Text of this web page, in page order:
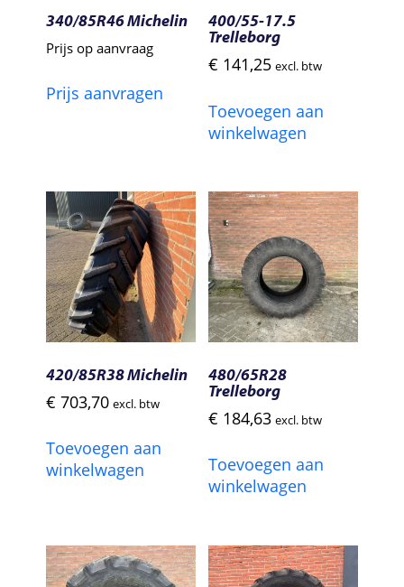
340/85R46 Michelin
Prijs op aanvraag
Prijs aanvragen
400/55-17.5
Trelleborg
€ 141,25 excl. btw
Toevoegen aan
winkelwagen
420/85R38 Michelin
€ 703,70 excl. btw
Toevoegen aan
winkelwagen
480/65R28
Trelleborg
€ 184,63 excl. btw
Toevoegen aan
winkelwagen